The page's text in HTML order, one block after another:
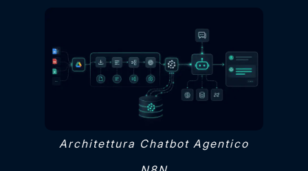
Architettura Chatbot Agentico